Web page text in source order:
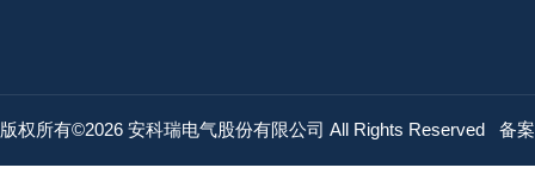
版权所有©2026 安科瑞电气股份有限公司 All Rights Reserved 备